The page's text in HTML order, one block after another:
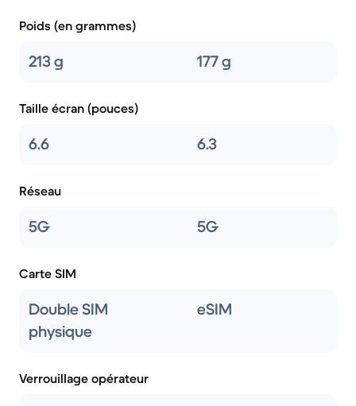
Poids (en grammes)
213 g 177 g
Taille écran (pouces)
6.6 6.3
Réseau
5G 5G
Carte SIM
Double SIM
physique
eSIM
Verrouillage opérateur